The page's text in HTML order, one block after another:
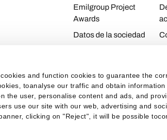
and function cookies to guarantee the
toanalyse our traffic and obtain
the user, personalise content and ads, and
use our site with our web, advertising and
clicking on "Reject", it will be possible
Emilgroup Project
Awards
Datos de la sociedad
Trabaja con nosotros
Personal Area